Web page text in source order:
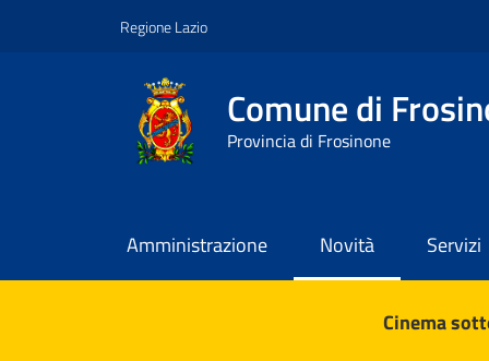
Regione Lazio
Comune di
Provincia di Frosinone
Amministrazione Novità Servizi
Contenuti in evidenzaCinema